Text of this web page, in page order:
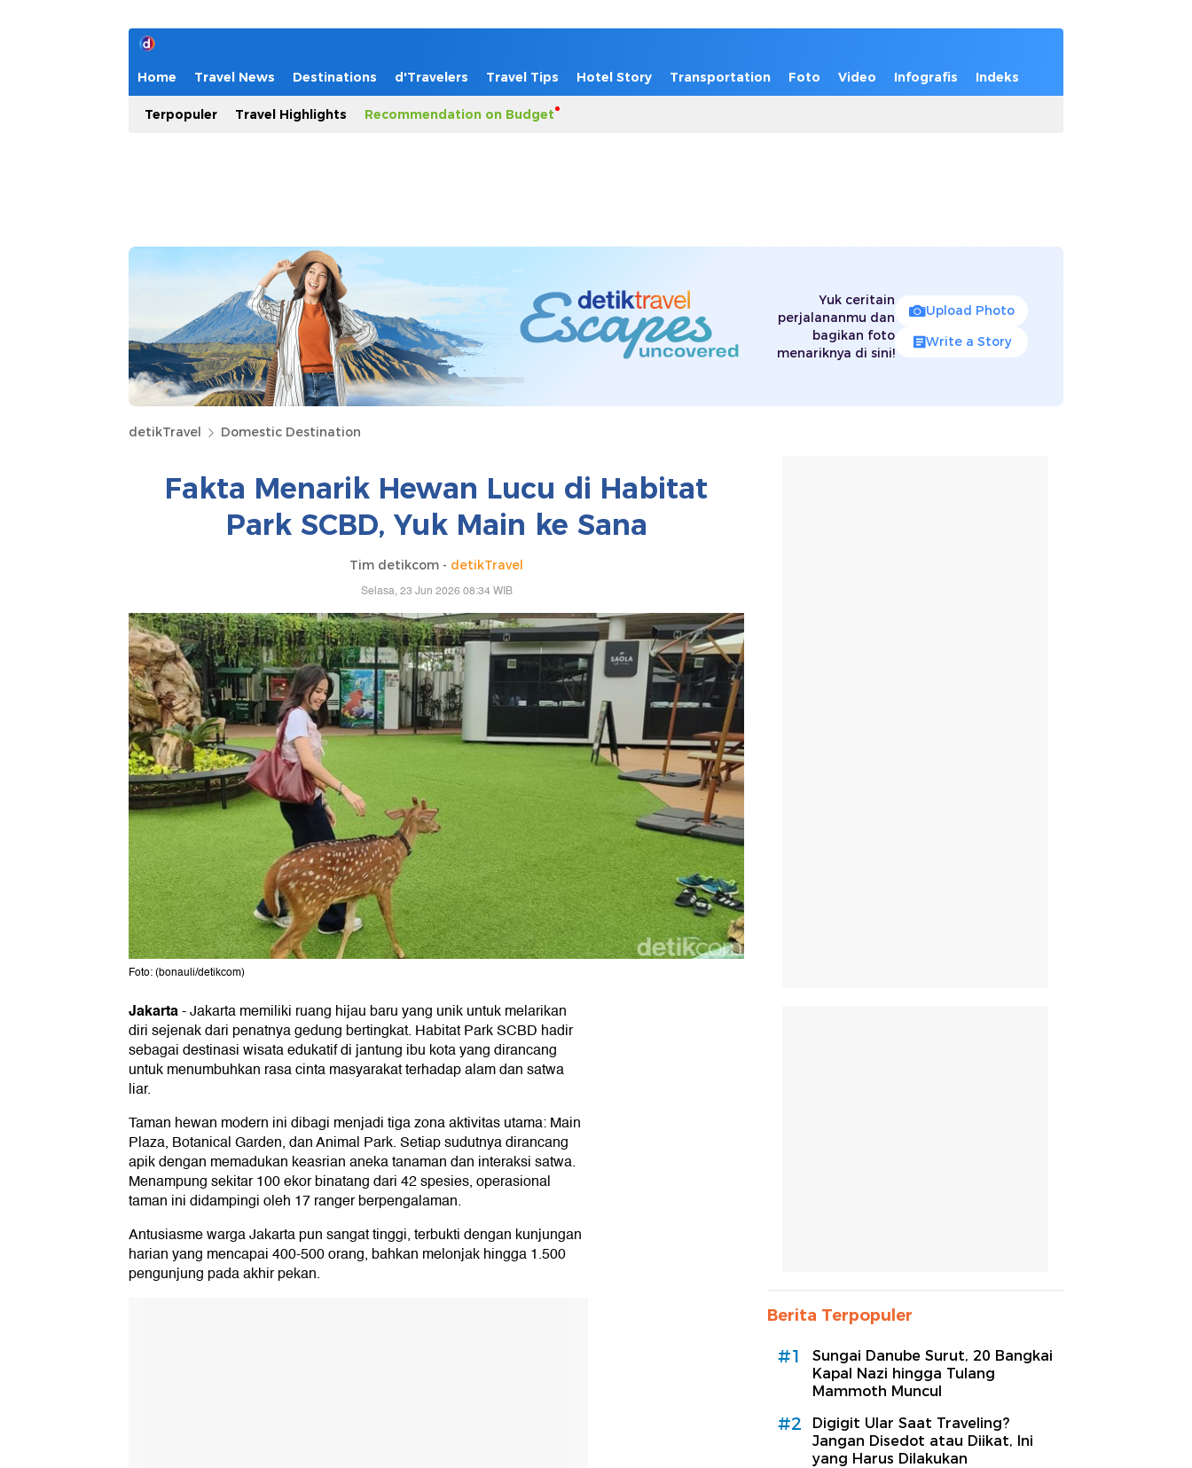
Home Travel News Destinations d'Travelers Travel Tips Hotel Story Transportation Foto Video Infografis Indeks
Terpopuler Travel Highlights Recommendation on Budget
Yuk ceritain
perjalananmu dan
bagikan foto
menariknya di sini!
Upload Photo
Write a Story
detikTravel Domestic Destination
Fakta Menarik Hewan Lucu di Habitat
Park SCBD, Yuk Main ke Sana
Tim detikcom - detikTravel
Selasa, 23 Jun 2026 08:34 WIB
Foto: (bonauli/detikcom)
Jakarta-Jakarta memiliki ruang hijau baru yang unik untuk melarikan
diri sejenak dari penatnya gedung bertingkat. Habitat Park SCBD hadir
sebagai destinasi wisata edukatif di jantung ibu kota yang dirancang
untuk menumbuhkan rasa cinta masyarakat terhadap alam dan satwa
liar.
Taman hewan modern ini dibagi menjadi tiga zona aktivitas utama: Main
Plaza, Botanical Garden, dan Animal Park. Setiap sudutnya dirancang
apik dengan memadukan keasrian aneka tanaman dan interaksi satwa.
Menampung sekitar 100 ekor binatang dari 42 spesies, operasional
taman ini didampingi oleh 17 ranger berpengalaman.
Antusiasme warga Jakarta pun sangat tinggi, terbukti dengan kunjungan
harian yang mencapai 400-500 orang, bahkan melonjak hingga 1.500
pengunjung pada akhir pekan.
Berita Terpopuler
#1
Sungai Danube Surut, 20 Bangkai
Kapal Nazi hingga Tulang
Mammoth Muncul
#2
Digigit Ular Saat Traveling?
Jangan Disedot atau Diikat, Ini
yang Harus Dilakukan